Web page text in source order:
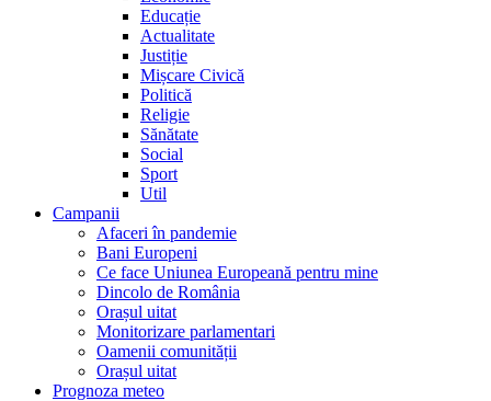
Educație
Actualitate
Justiție
Mișcare Civică
Politică
Religie
Sănătate
Social
Sport
Util
Campanii
Afaceri în pandemie
Bani Europeni
Ce face Uniunea Europeană pentru mine
Dincolo de România
Orașul uitat
Monitorizare parlamentari
Oamenii comunității
Orașul uitat
Prognoza meteo